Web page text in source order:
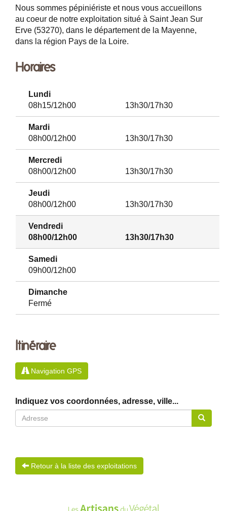
Nous sommes pépiniériste et nous vous accueillons
au coeur de notre exploitation situé à Saint Jean Sur
Erve (53270), dans le département de la Mayenne,
dans la région Pays de la Loire.
Horaires
Lundi
08h15/12h00
13h30/17h30
Mardi
08h00/12h00
13h30/17h30
Mercredi
08h00/12h00
13h30/17h30
Jeudi
08h00/12h00
13h30/17h30
Vendredi
08h00/12h00
13h30/17h30
Samedi
09h00/12h00
Dimanche
Fermé
Itinéraire
Navigation GPS
Indiquez vos coordonnées, adresse, ville...
Retour à la liste des exploitations